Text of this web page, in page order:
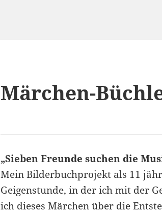
Märchen-
„Sieben Freunde suchen die
Mein Bilderbuchprojekt als 11
Geigenstunde, in der ich mit der
ich dieses Märchen über die